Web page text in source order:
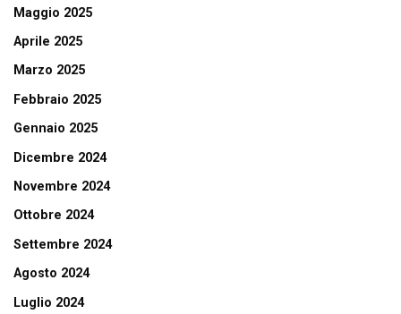
Maggio 2025
Aprile 2025
Marzo 2025
Febbraio 2025
Gennaio 2025
Dicembre 2024
Novembre 2024
Ottobre 2024
Settembre 2024
Agosto 2024
Luglio 2024